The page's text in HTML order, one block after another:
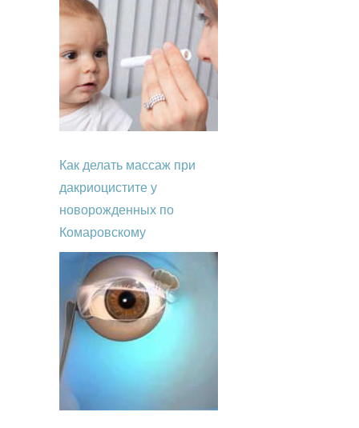
Как делать массаж при
дакриоцистите у
новорожденных по
Комаровскому